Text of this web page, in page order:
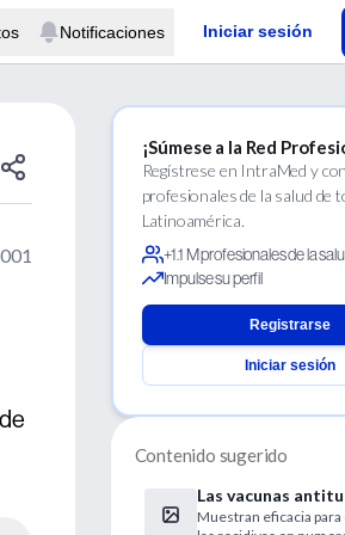
Notificaciones Iniciar sesión
¡Súmese a la Red
Regístrese en IntraMed y
profesionales de la salud de
Latinoamérica.
+1.1 M profesionales de la
Impulse su perfil
Registrarse
Iniciar sesión
Contenido sugerido
Las vacunas
serán armas
Muestran eficacia